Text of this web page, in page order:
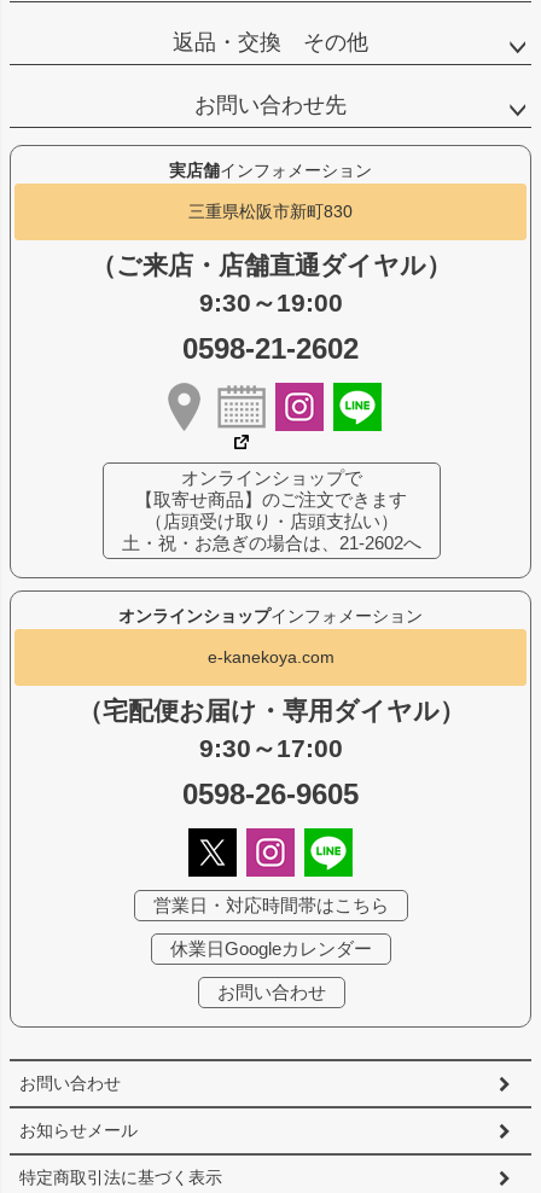
返品・交換 その他
お問い合わせ先
お問い合わせ
お知らせメール
特定商取引法に基づく表示
オンラインショップインフォメーション
e-kanekoya.com
（宅配便お届け・専用ダイヤル）
9:30～17:00
0598-26-9605
営業日・対応時間帯はこちら
休業日Googleカレンダー
お問い合わせ
実店舗インフォメーション
三重県松阪市新町830
（ご来店・店舗直通ダイヤル）
9:30～19:00
0598-21-2602
オンラインショップで
【取寄せ商品】のご注文できます
（店頭受け取り・店頭支払い）
土・祝・お急ぎの場合は、21-2602へ